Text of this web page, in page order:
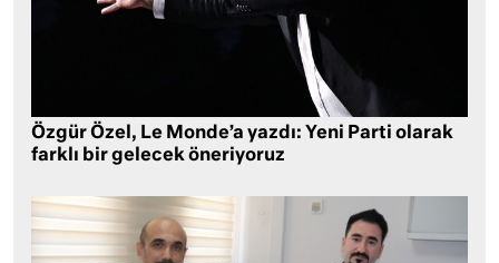
Özgür Özel, Le Monde’a yazdı: Yeni Parti olarak
farklı bir gelecek öneriyoruz